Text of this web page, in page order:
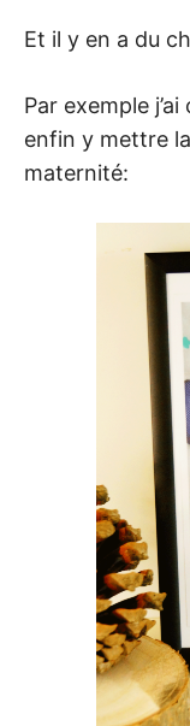
Et il y en a du
Par exemple
enfin y mettre
maternité: